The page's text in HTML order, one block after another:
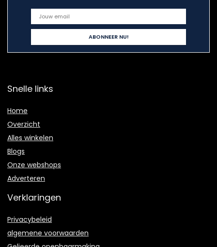
Snelle links
Home
Overzicht
Alles winkelen
Blogs
Onze webshops
Adverteren
Verklaringen
Privacybeleid
algemene voorwaarden